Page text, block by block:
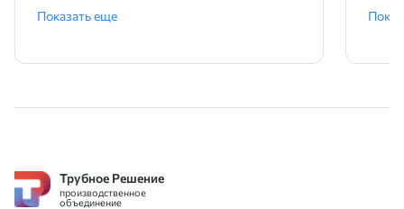
менеджеру Родиону!
Показать еще
Трубное Решение
производственное
объединение